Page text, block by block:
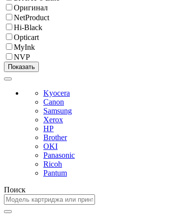
Оригинал
NetProduct
Hi-Black
Opticart
MyInk
NVP
Kyocera
Canon
Samsung
Xerox
HP
Brother
OKI
Panasonic
Ricoh
Pantum
Поиск